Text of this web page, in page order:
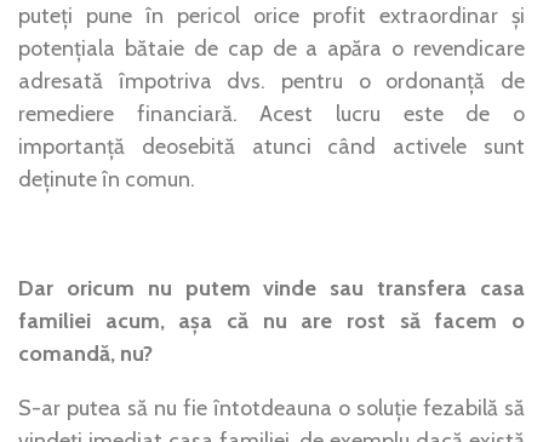
puteți pune în pericol orice profit extraordinar și
potențiala bătaie de cap de a apăra o revendicare
adresată împotriva dvs. pentru o ordonanță de
remediere financiară. Acest lucru este de o
importanță deosebită atunci când activele sunt
deținute în comun.
Dar oricum nu putem vinde sau transfera casa
familiei acum, așa că nu are rost să facem o
comandă, nu?
S-ar putea să nu fie întotdeauna o soluție fezabilă să